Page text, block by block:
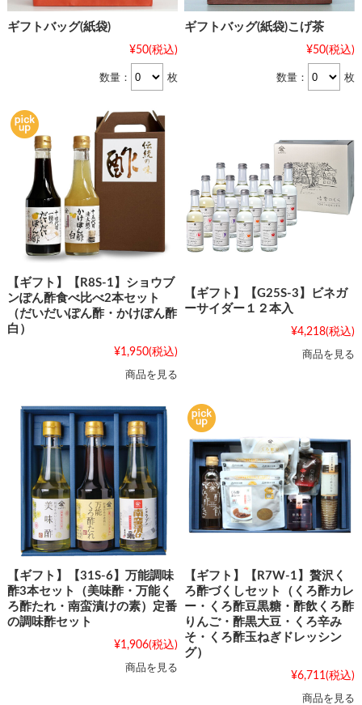
ギフトバッグ(紙袋)
¥50(税込)
数量： 枚
ギフトバッグ(紙袋)こげ茶
¥50(税込)
数量： 枚
【ギフト】【R8S-1】ショウブ
ンぽん酢食べ比べ2本セット
（だいだいぽん酢・かけぽん酢
白）
¥1,950(税込)
商品を見る
【ギフト】【G25S-3】ビネガ
ーサイダー１２本入
¥4,218(税込)
商品を見る
【ギフト】【31S-6】万能調味
酢3本セット（美味酢・万能く
ろ酢たれ・南蛮漬けの素）定番
の調味酢セット
¥1,906(税込)
商品を見る
【ギフト】【R7W-1】贅沢く
ろ酢づくしセット（くろ酢カレ
ー・くろ酢豆黒糖・酢飲くろ酢
りんご・酢黒大豆・くろ辛み
そ・くろ酢玉ねぎドレッシン
グ）
¥6,711(税込)
商品を見る